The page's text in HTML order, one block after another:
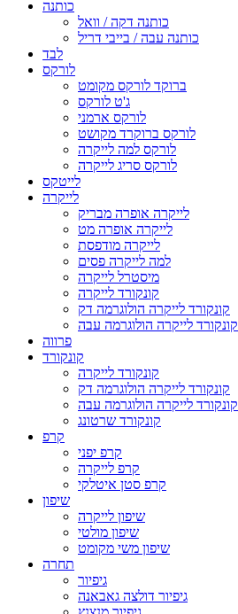
כותנה
כותנה דקה / וואל
כותנה עבה / בייבי דריל
לבד
לורקס
ברוקד לורקס מקומט
ג'ט לורקס
לורקס ארמני
לורקס ברוקרד מקושט
לורקס למה לייקרה
לורקס סריג לייקרה
לייטקס
לייקרה
לייקרה אופרה מבריק
לייקרה אופרה מט
לייקרה מודפסת
למה לייקרה פסים
מיסטרל לייקרה
קונקורד לייקרה
קונקורד לייקרה הולוגרמה דק
קונקורד לייקרה הולוגרמה עבה
פרווה
קונקורד
קונקורד לייקרה
קונקורד לייקרה הולוגרמה דק
קונקורד לייקרה הולוגרמה עבה
קונקורד שרטונג
קרפ
קרפ יפני
קרפ לייקרה
קרפ סטן איטלקי
שיפון
שיפון לייקרה
שיפון מולטי
שיפון משי מקומט
תחרה
גיפיור
גיפיור דולצה גאבאנה